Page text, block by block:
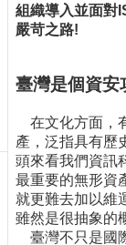
網
站
消
息
關
於
組織導入並面對
嚴苛之路!
臺灣是個資安
在文化方面，
產，泛指具有歷
頭來看我們資訊
最重要的無形資
就更難去加以維
雖然是很抽象的
臺灣不只是國